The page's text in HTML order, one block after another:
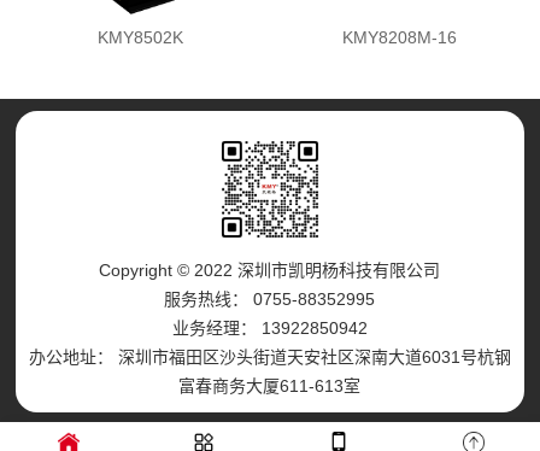
KMY8502K KMY8208M-16
Copyright © 2022 深圳市凯明杨科技有限公司
服务热线： 0755-88352995
业务经理： 13922850942
办公地址： 深圳市福田区沙头街道天安社区深南大道6031号杭钢
富春商务大厦611-613室